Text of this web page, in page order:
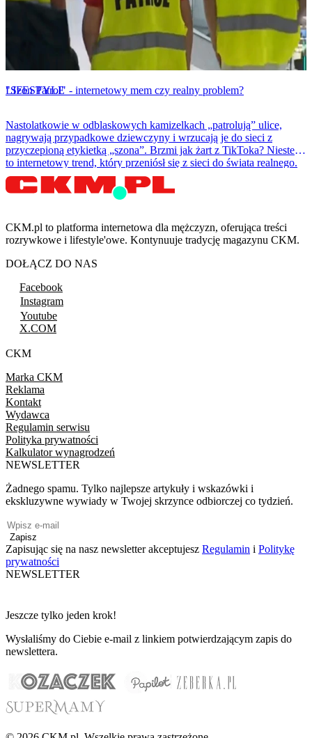
LIFESTYLE
"Szon Patrol" - internetowy mem czy realny problem?
Nastolatkowie w odblaskowych kamizelkach „patrolują” ulice,
nagrywają przypadkowe dziewczyny i wrzucają je do sieci z
przyczepioną etykietką „szona”. Brzmi jak żart z TikToka? Niestety
to internetowy trend, który przeniósł się z sieci do świata realnego.
CKM.pl to platforma internetowa dla mężczyzn, oferująca treści
rozrywkowe i lifestyle'owe. Kontynuuje tradycję magazynu CKM.
DOŁĄCZ DO NAS
Facebook
Instagram
Youtube
X.COM
CKM
Marka CKM
Reklama
Kontakt
Wydawca
Regulamin serwisu
Polityka prywatności
Kalkulator wynagrodzeń
NEWSLETTER
Żadnego spamu. Tylko najlepsze artykuły i wskazówki i
ekskluzywne wywiady w Twojej skrzynce odbiorczej co tydzień.
Zapisz
Zapisując się na nasz newsletter akceptujesz Regulamin i Politykę
prywatności
NEWSLETTER
Jeszcze tylko jeden krok!
Wysłaliśmy do Ciebie e-mail z linkiem potwierdzającym zapis do
newslettera.